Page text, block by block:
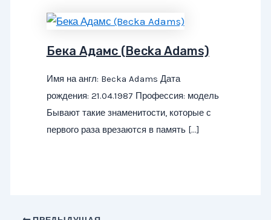
Бека Адамс (Becka Adams)
Имя на англ: Becka Adams Дата
рождения: 21.04.1987 Профессия: модель
Бывают такие знаменитости, которые с
первого раза врезаются в память […]